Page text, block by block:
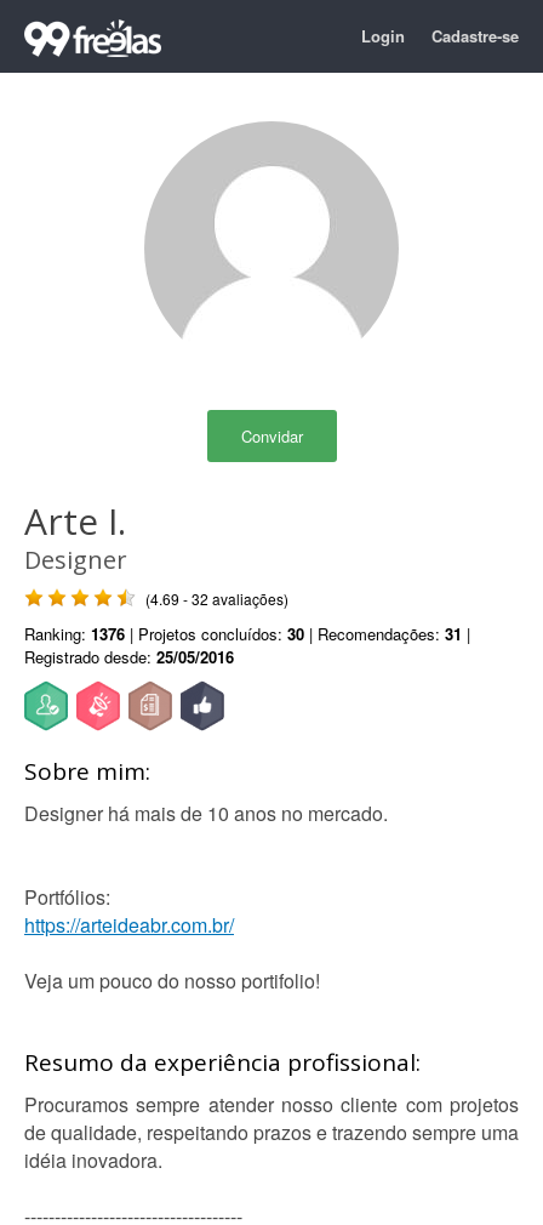
Login Cadastre-se
Convidar
Arte I.
Designer
(4.69 - 32 avaliações)
Ranking: 1376 | Projetos concluídos: 30 | Recomendações: 31 |
Registrado desde: 25/05/2016
Sobre mim:
Designer há mais de 10 anos no mercado.
Portfólios:
https://arteideabr.com.br/
Veja um pouco do nosso portifolio!
Resumo da experiência profissional:
Procuramos sempre atender nosso cliente com projetos
de qualidade, respeitando prazos e trazendo sempre uma
idéia inovadora.
------------------------------------